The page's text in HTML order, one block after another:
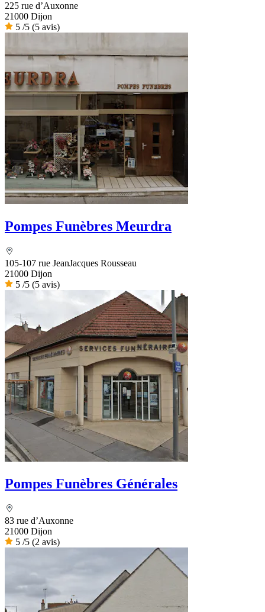
225 rue d’Auxonne
21000 Dijon
5 /5 (5 avis)
Pompes Funèbres Meurdra
105-107 rue JeanJacques Rousseau
21000 Dijon
5 /5 (5 avis)
Pompes Funèbres Générales
83 rue d’Auxonne
21000 Dijon
5 /5 (2 avis)